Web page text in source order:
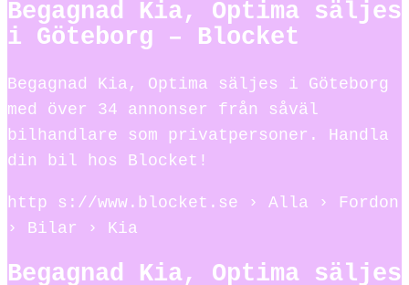
Begagnad Kia, Optima säljes
i Göteborg – Blocket
Begagnad Kia, Optima säljes i Göteborg
med över 34 annonser från såväl
bilhandlare som privatpersoner. Handla
din bil hos Blocket!
http s://www.blocket.se › Alla › Fordon
› Bilar › Kia
Begagnad Kia, Optima säljes